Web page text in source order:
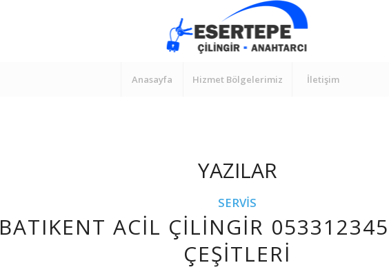
Anasayfa Hizmet Bölgelerimiz İletişim
YAZILAR
SERVIS
BATIKENT ACIL ÇILINGIR
ÇEŞITLERI